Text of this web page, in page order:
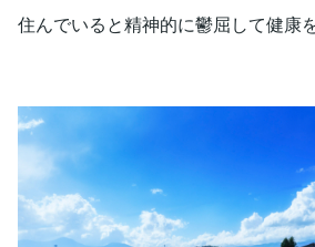
住んでいると精神的に鬱屈して健康